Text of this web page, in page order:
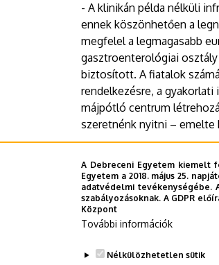
- A klinikán példa nélküli
ennek köszönhetően a
megfelel a legmagasabb
gasztroenterológiai
biztosított. A fiatalok
rendelkezésre, a
májpótló centrum
szeretnénk nyitni – emelte
A fenntartó alapítvány
intézményeiben.
Sajtóközpont
A Debreceni Egyetem kiemelt
Egyetem a 2018. május 25.
adatvédelmi
szabályozásoknak. A GDPR
Központ
További információk
Nélkülözhetetlen sütik